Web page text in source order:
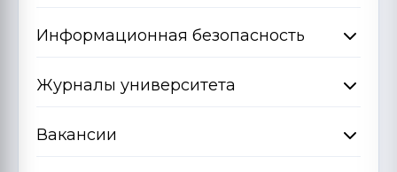
Информационная безопасность
Журналы университета
Вакансии